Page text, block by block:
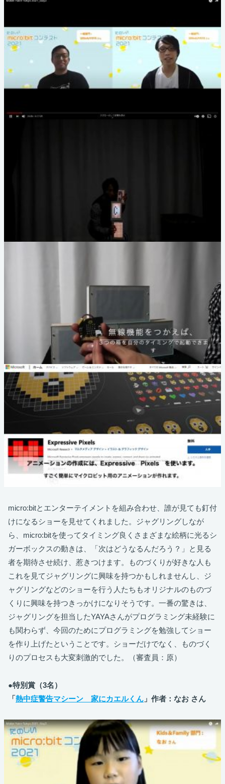
micro:bitとエンターテイメントを組み合わせ、誰が見ても釘付
けになるショーを見せてくれました。ジャグリングしなが
ら、micro:bitを使ってタイミング良くさまざまな絵柄に光るシ
ガーボックスの動きは、「次はどうなるんだろう？」と見る
者を期待させ続け、惹きつけます。ものづくりが好きな人も
これを見てジャグリングに興味を持つかもしれませんし、ジ
ャグリングなどのショーを行う人たちもオリジナルのものづ
くりに興味を持つきっかけになりそうです。一番の驚きは、
ジャグリングを担当したYAYAさんがプログラミング未経験に
も関わらず、今回のためにプログラミングを勉強してショー
を作り上げたということです。ショーだけでなく、ものづく
りのプロセスも大変刺激的でした。（審査員：原）
●特別賞（3名）
「熱中症警告マシーン 家にカエルくん 」作者：なお さん